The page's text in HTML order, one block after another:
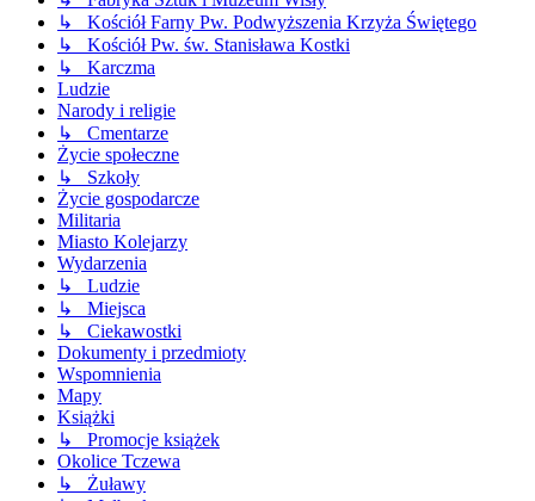
↳ Kościół Farny Pw. Podwyższenia Krzyża Świętego
↳ Kościół Pw. św. Stanisława Kostki
↳ Karczma
Ludzie
Narody i religie
↳ Cmentarze
Życie społeczne
↳ Szkoły
Życie gospodarcze
Militaria
Miasto Kolejarzy
Wydarzenia
↳ Ludzie
↳ Miejsca
↳ Ciekawostki
Dokumenty i przedmioty
Wspomnienia
Mapy
Książki
↳ Promocje książek
Okolice Tczewa
↳ Żuławy